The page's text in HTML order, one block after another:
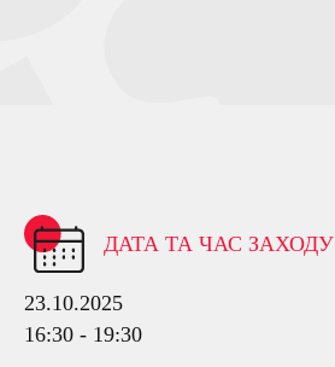
ДАТА ТА ЧАС ЗАХОДУ
23.10.2025
16:30 - 19:30